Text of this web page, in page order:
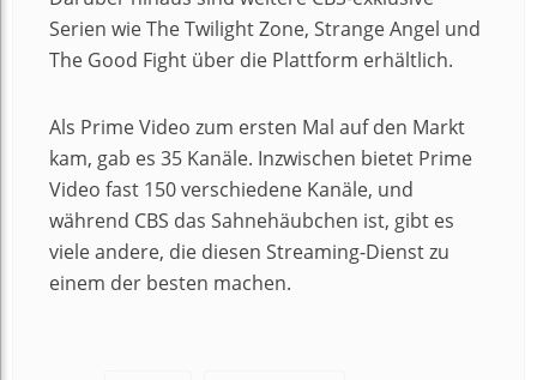
Serien wie The Twilight Zone, Strange Angel und
The Good Fight über die Plattform erhältlich.
Als Prime Video zum ersten Mal auf den Markt
kam, gab es 35 Kanäle. Inzwischen bietet Prime
Video fast 150 verschiedene Kanäle, und
während CBS das Sahnehäubchen ist, gibt es
viele andere, die diesen Streaming-Dienst zu
einem der besten machen.